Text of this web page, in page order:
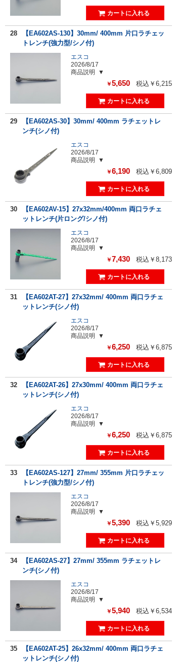
28
【EA602AS-130】30mm/ 400mm 片口ラチェッ
トレンチ(強力型/シノ付)
エスコ
2026/8/17
商品説明
￥5,650 税込￥6,215
29
【EA602AS-30】30mm/ 400mm ラチェットレ
ンチ(シノ付)
エスコ
2026/8/17
商品説明
￥6,190 税込￥6,809
30
【EA602AV-15】27x32mm/400mm 両口ラチェ
ットレンチ(片ロング/シノ付)
エスコ
2026/8/17
商品説明
￥7,430 税込￥8,173
31
【EA602AT-27】27x32mm/ 400mm 両口ラチェ
ットレンチ(シノ付)
エスコ
2026/8/17
商品説明
￥6,250 税込￥6,875
32
【EA602AT-26】27x30mm/ 400mm 両口ラチェ
ットレンチ(シノ付)
エスコ
2026/8/17
商品説明
￥6,250 税込￥6,875
33
【EA602AS-127】27mm/ 355mm 片口ラチェッ
トレンチ(強力型/シノ付)
エスコ
2026/8/17
商品説明
￥5,390 税込￥5,929
34
【EA602AS-27】27mm/ 355mm ラチェットレ
ンチ(シノ付)
エスコ
2026/8/17
商品説明
￥5,940 税込￥6,534
35
【EA602AT-25】26x32mm/ 400mm 両口ラチェ
ットレンチ(シノ付)